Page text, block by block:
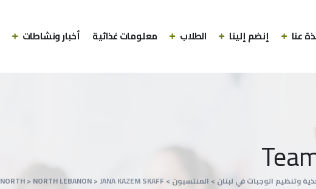
عنا إنضم إلينا الطلاب معلومات غذائية أخبار ونشاطات
وتنظيم الوجبات في لبنان > المنتسبون >
NORTH> NORTH LEBANON> JANA KAZEM SKAFF